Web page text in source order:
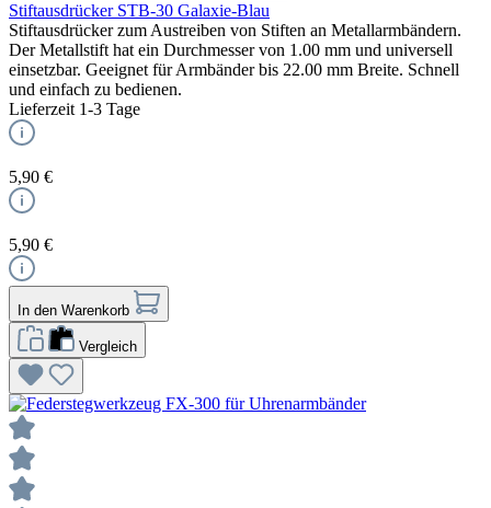
Stiftausdrücker STB-30 Galaxie-Blau
Stiftausdrücker zum Austreiben von Stiften an Metallarmbändern.
Der Metallstift hat ein Durchmesser von 1.00 mm und universell
einsetzbar. Geeignet für Armbänder bis 22.00 mm Breite. Schnell
und einfach zu bedienen.
Lieferzeit 1-3 Tage
5,90 €
5,90 €
In den Warenkorb
Vergleich